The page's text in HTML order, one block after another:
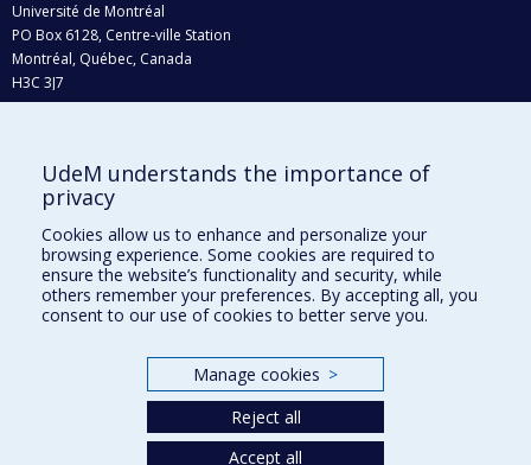
Université de Montréal
PO Box 6128, Centre-ville Station
Montréal, Québec, Canada
H3C 3J7
Who does what?
Find us
Site map
Accessibility
UdeM understands the importance of
privacy
Cookies allow us to enhance and personalize your
browsing experience. Some cookies are required to
ensure the website’s functionality and security, while
others remember your preferences. By accepting all, you
consent to our use of cookies to better serve you.
Manage cookies >
Reject all
Accept all